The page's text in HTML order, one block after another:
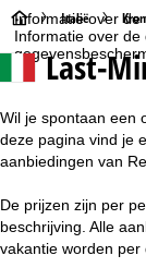
Informatie over de
Informatie over
S
t
r
Italië
Last-
Wil je spontaan een
deze pagina vind je
aanbiedingen van
De prijzen zijn per
beschrijving. Alle
vakantie worden per